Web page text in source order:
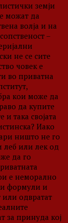
земји
можат да
волја и на
–
не се сите
човек е
во приватна
кои може да
да купите
така својата
Иако
ништо не го
леб или лек од
да го
е неморално
формули и
одвратат
за принуда кој